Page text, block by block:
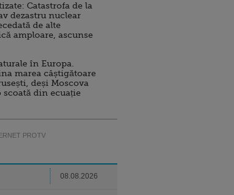
Catastrofa de la
dezastru nuclear
de alte
amploare, ascunse
în Europa.
marea câștigătoare
deși Moscova
din ecuație
PROTV
08.08.2026